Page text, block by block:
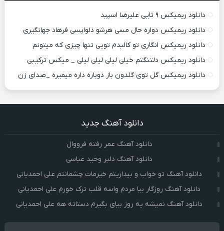
دانلود ریمیکس ۹ تایی علیرضا اسپید
دانلود ریمیکس دواره حال مسی هرشو دلواپسی فرهاد جهانگیری
دانلود ریمیکس انگاری تو کالبدم تویی تنها چیزی که میتونم
دانلود ریمیکس دلتنگتم خیلی لیلی لیلی لیلی _ میکس ترکیبی
دانلود ریمیکس گل توی گلدون باز دوباره داره میمیره _صدای زن
دانلود آهنگ جدید
دانلود آهنگ عمر رفته فرووال
دانلود آهنگ دلبر وحید عباسی
دانلود آهنگ تو خواب و بیداریتم خیرمات چشمانتم علی احمدیانی
دانلود آهنگ روزگار بیا مردم واسه قلب ترک خورم علی احمدیانی
دانلود آهنگ نمیشه یه روز بیای بگیرم دستاته هه علی احمدیانی